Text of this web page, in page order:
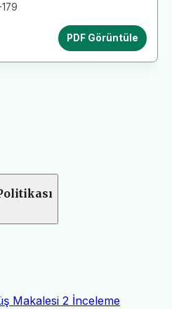
PDF Görüntüle
Makalesi 2 İnceleme